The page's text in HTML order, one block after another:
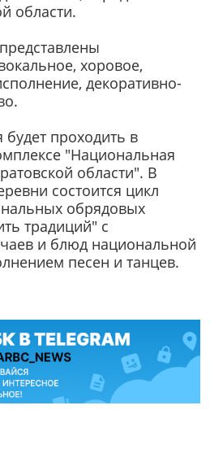
области.
хоровое,
декоративно-
проходить в
"Национальная
области". В
состоится цикл
обрядовых
традиций" с
и блюд национальной
песен и танцев.